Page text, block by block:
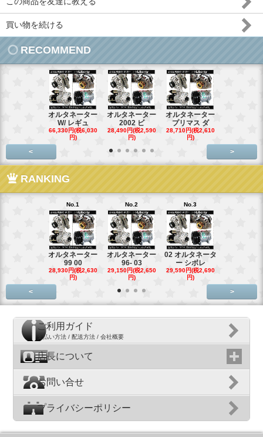
買い物を続ける
RECOMMEND
オルタネーター
W/ レギュ
66,330円(税6,030
円)
オルタネーター
2002 ビ
28,490円(税2,590
円)
オルタネーター
プリマス ダ
28,710円(税2,610
円)
< >
RANKING
No.1
オルタネーター
99 00
28,930円(税2,630
円)
No.2
オルタネーター
96- 03
29,150円(税2,650
円)
No.3
02 オルタネータ
ー シボレ
29,590円(税2,690
円)
< >
ご利用ガイド
支払い方法 / 配送方法 / 会社概要
店長について
お問い合せ
プライバシーポリシー